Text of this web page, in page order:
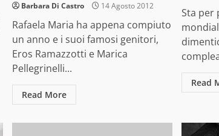
Barbara Di Castro 14 Agosto 2012
Rafaela Maria ha appena compiuto
un anno e i suoi famosi genitori,
Eros Ramazzotti e Marica
Pellegrinelli...
Read More
Sta per
Read